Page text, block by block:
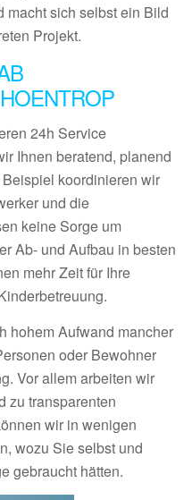
macht sich selbst ein Bild
Projekt.
24h Service
Ihnen beratend, planend
koordinieren wir
und die
keine Sorge um
Ab- und Aufbau in besten
mehr Zeit für Ihre
hohem Aufwand mancher
oder Bewohner
Vor allem arbeiten wir
zu transparenten
wir in wenigen
wozu Sie selbst und
gebraucht hätten.